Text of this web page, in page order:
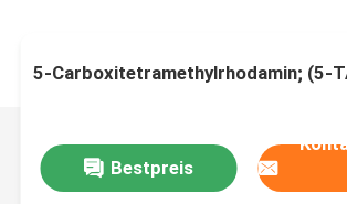
5-Carboxitetramethylrhodamin; (5-
Bestpreis